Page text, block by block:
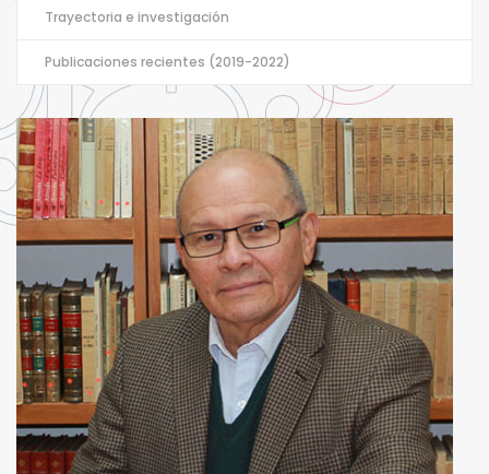
Trayectoria e investigación
Publicaciones recientes (2019-2022)